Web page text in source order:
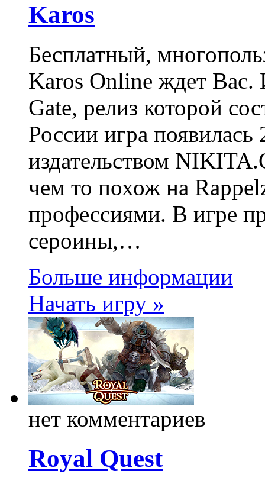
Karos
Бесплатный,
Karos Online ждет Вас.
Gate, релиз которой
России игра появилась
издательством
чем то похож на
профессиями. В игре
сероины,…
Больше информации
Начать игру »
нет комментариев
Royal Quest